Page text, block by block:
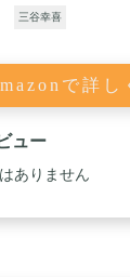
三谷幸喜
で詳し
ュー
ありません